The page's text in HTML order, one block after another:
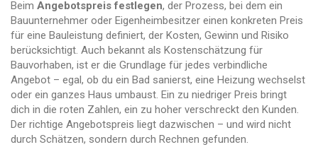
Beim Angebotspreis festlegen, der Prozess, bei dem ein
Bauunternehmer oder Eigenheimbesitzer einen konkreten Preis
für eine Bauleistung definiert, der Kosten, Gewinn und Risiko
berücksichtigt. Auch bekannt als Kostenschätzung für
Bauvorhaben, ist er die Grundlage für jedes verbindliche
Angebot – egal, ob du ein Bad sanierst, eine Heizung wechselst
oder ein ganzes Haus umbaust. Ein zu niedriger Preis bringt
dich in die roten Zahlen, ein zu hoher verschreckt den Kunden.
Der richtige Angebotspreis liegt dazwischen – und wird nicht
durch Schätzen, sondern durch Rechnen gefunden.